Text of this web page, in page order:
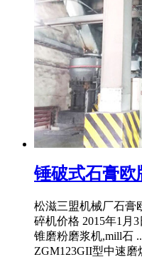
锤破式石膏欧
松滋三盟机械厂石膏
碎机价格 2015年1月
锥磨粉磨浆机,mill石
ZGM123GII型中速